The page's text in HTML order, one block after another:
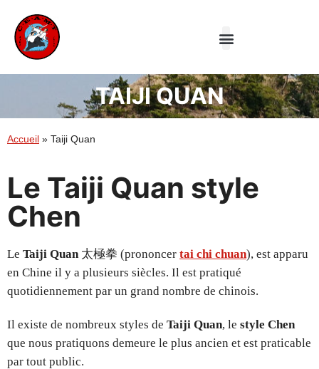
TAIJI QUAN
Accueil » Taiji Quan
Le Taiji Quan style
Chen
Le Taiji Quan太極拳 (prononcer tai chi chuan), est apparu
en Chine il y a plusieurs siècles. Il est pratiqué
quotidiennement par un grand nombre de chinois.
Il existe de nombreux styles de Taiji Quan, le style Chen
que nous pratiquons demeure le plus ancien et est praticable
par tout public.